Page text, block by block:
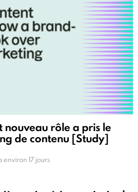
nouveau rôle a pris le
de contenu [Study]
environ 17 jours